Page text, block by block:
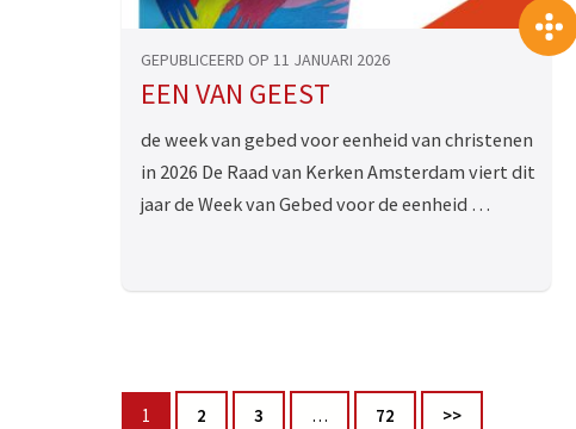
GEPUBLICEERD OP 11 JANUARI 2026
EEN VAN GEEST
de week van gebed voor eenheid van christenen
in 2026 De Raad van Kerken Amsterdam viert dit
jaar de Week van Gebed voor de eenheid …
Berichten
Pagina
1 Pagina
2 Pagina
3 … Pagina
72 >>